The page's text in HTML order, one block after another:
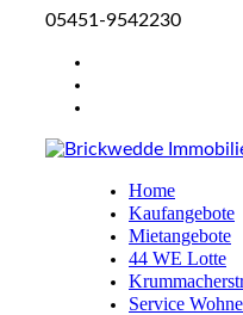
05451-9542230
Home
Kaufangebote
Mietangebote
44 WE Lotte
Service